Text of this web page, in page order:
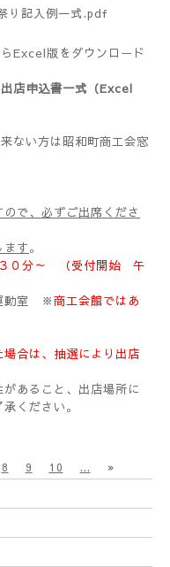
り記入例一式.pdf
版をダウンロード
出店申込書一式（Excel
ない方は昭和町商工会窓
で、必ずご出席くださ
す。
０分～ （受付開始 午
動室 ※商工会館ではあ
合は、抽選により出店
あること、出店場所に
ください。
8 9 10 ... »